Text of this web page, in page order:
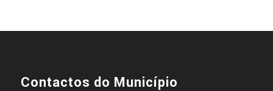
Contactos do Município